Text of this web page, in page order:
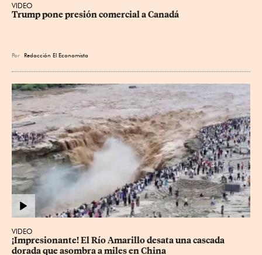
VIDEO
Trump pone presión comercial a Canadá
Por Redacción El Economista
VIDEO
¡Impresionante! El Río Amarillo desata una cascada
dorada que asombra a miles en China